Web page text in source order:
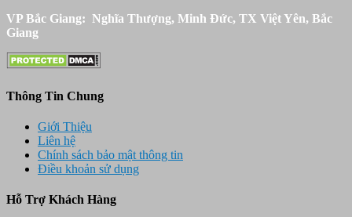
VP Bắc Giang: Nghĩa Thượng, Minh Đức, TX Việt Yên, Bắc
Giang
Thông Tin Chung
Giới Thiệu
Liên hệ
Chính sách bảo mật thông tin
Điều khoản sử dụng
Hỗ Trợ Khách Hàng